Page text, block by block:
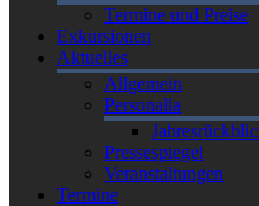
Termine und Preise
Exkursionen
Aktuelles
Allgemein
Personalia
Pressespiegel
Veranstaltungen
Termine